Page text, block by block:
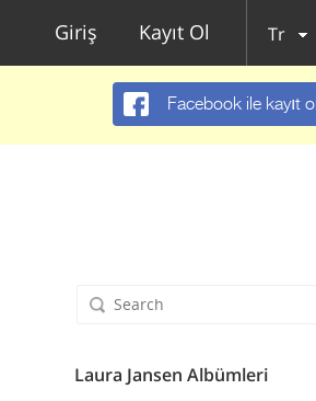
Giriş Kayıt Ol Tr
Facebook ile kayıt ol
Laura Jansen Albümleri